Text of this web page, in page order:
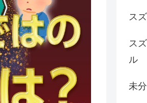
ス
ス
ル
未